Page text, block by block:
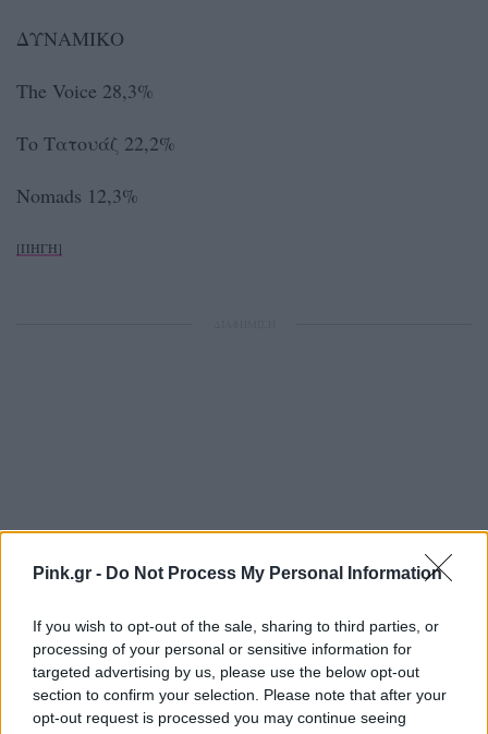
Pink.gr - Do Not Process My Personal Information
If you wish to opt-out of the sale, sharing to third parties, or
processing of your personal or sensitive information for
targeted advertising by us, please use the below opt-out
section to confirm your selection. Please note that after your
opt-out request is processed you may continue seeing
ΔΥΝΑΜΙΚΟ
The Voice 28,3%
Το Τατουάζ 22,2%
Nomads 12,3%
[ΠΗΓΗ]